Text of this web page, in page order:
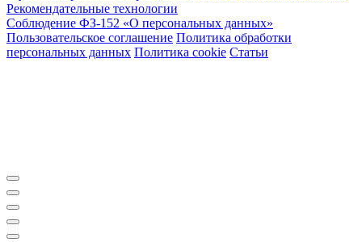
Рекомендательные технологии
Соблюдение ФЗ-152 «О персональ­ных данных»
Пользовательское соглашение Политика обработки
персональных данных Политика cookie Статьи